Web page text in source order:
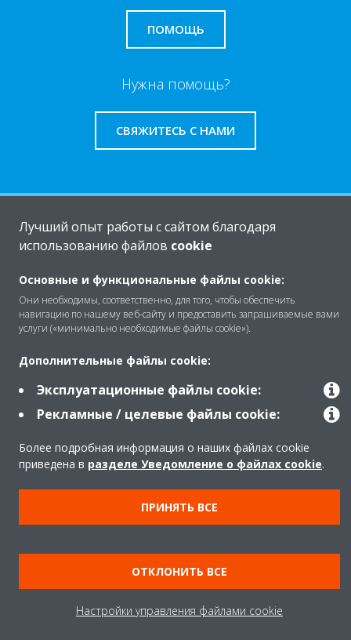
ПОМОЩЬ
Нужна помощь?
СВЯЖИТЕСЬ С НАМИ
O Daikin
Решения
Продукты
Copyright © Daikin
Правила
Использование cookie
Конфиденциальность данных
Корпоративная этика
Лучший опыт работы с сайтом благодаря
использованию файлов cookie
Основные и функциональные файлы cookie:
Они необходимы, соответственно, для того, чтобы обеспечить
навигацию по нашему веб-сайту и предоставить запрашиваемые вами
услуги («минимально необходимые файлы cookie»).
Дополнительные файлы cookie:
Эксплуатационные файлы cookie:
Рекламные / целевые файлы cookie:
Более подробная информация о наших файлах cookie
приведена в разделе Уведомление о файлах cookie.
ПРИНЯТЬ ВСЕ
ОТКЛОНИТЬ ВСЕ
Настройки управления файлами cookie